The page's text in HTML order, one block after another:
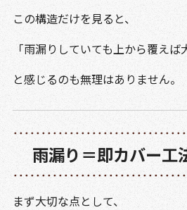
この構造だけを見ると、
「雨漏りしていても上から覆えば
と感じるのも無理はありません。
雨漏り＝即カバー工
まず大切な点として、